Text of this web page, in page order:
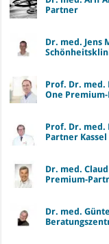
Partner
Dr. med. Jens
Prof. Dr. med.
One
Prof. Dr. med.
Partner Kassel
Dr. med.
Premium-
Dr. med.